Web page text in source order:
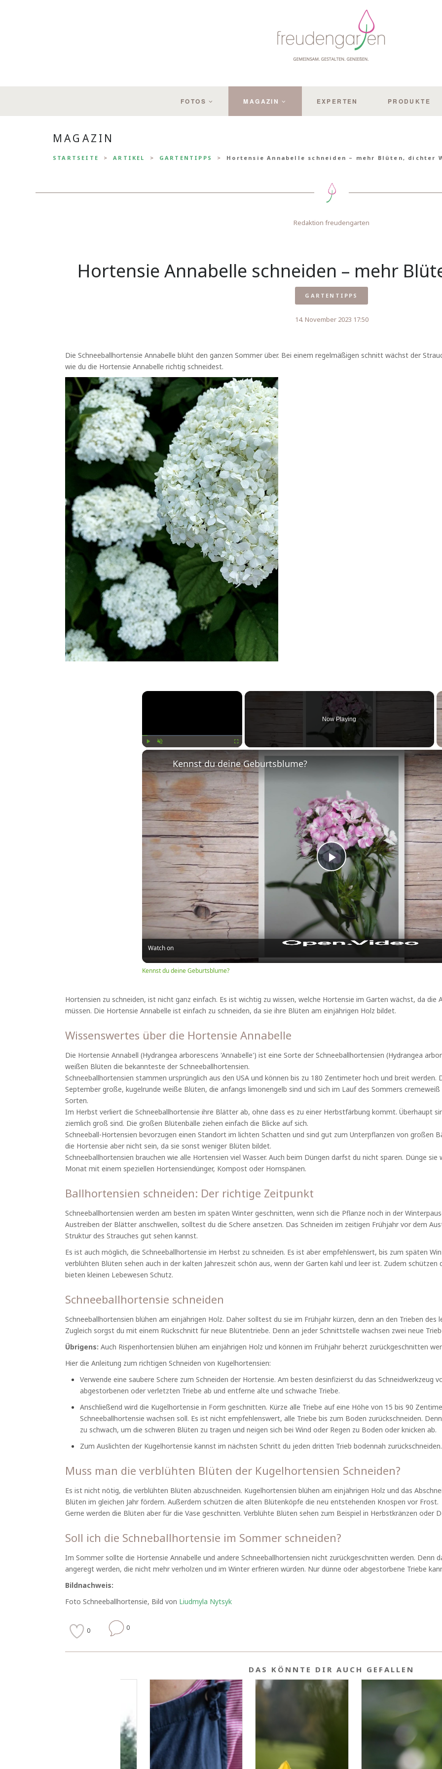
FOTOS MAGAZIN EXPERTEN PRODUKTE
MAGAZIN
STARTSEITE ARTIKEL GARTENTIPPS Hortensie Annabelle schneiden – mehr Blüten, dichter
Redaktion freudengarten
Hortensie Annabelle schneiden – mehr
GARTENTIPPS
14. November 2023 17:50
Die Schneeballhortensie Annabelle blüht den ganzen Sommer über. Bei einem regelmäßigen schnitt wächst der
wie du die Hortensie Annabelle richtig schneidest.
×
Now Playing
Play
Video
Kennst du deine Geburtsblume?
Watch on
Kennst du deine Geburtsblume?
Hortensien zu schneiden, ist nicht ganz einfach. Es ist wichtig zu wissen, welche Hortensie im Garten wächst, da
müssen. Die Hortensie Annabelle ist einfach zu schneiden, da sie ihre Blüten am einjährigen Holz bildet.
Wissenswertes über die Hortensie Annabelle
Die Hortensie Annabell (Hydrangea arborescens 'Annabelle') ist eine Sorte der Schneeballhortensien (Hydrangea
weißen Blüten die bekannteste der Schneeballhortensien.
Schneeballhortensien stammen ursprünglich aus den USA und können bis zu 180 Zentimeter hoch und breit werden.
September große, kugelrunde weiße Blüten, die anfangs limonengelb sind und sich im Lauf des Sommers
Sorten.
Im Herbst verliert die Schneeballhortensie ihre Blätter ab, ohne dass es zu einer Herbstfärbung kommt. Überhaupt
ziemlich groß sind. Die großen Blütenbälle ziehen einfach die Blicke auf sich.
Schneeball-Hortensien bevorzugen einen Standort im lichten Schatten und sind gut zum Unterpflanzen von großen
die Hortensie aber nicht sein, da sie sonst weniger Blüten bildet.
Schneeballhortensien brauchen wie alle Hortensien viel Wasser. Auch beim Düngen darfst du nicht sparen. Dünge
Monat mit einem speziellen Hortensiendünger, Kompost oder Hornspänen.
Ballhortensien schneiden: Der richtige Zeitpunkt
Schneeballhortensien werden am besten im späten Winter geschnitten, wenn sich die Pflanze noch in der
Austreiben der Blätter anschwellen, solltest du die Schere ansetzen. Das Schneiden im zeitigen Frühjahr vor dem
Struktur des Strauches gut sehen kannst.
Es ist auch möglich, die Schneeballhortensie im Herbst zu schneiden. Es ist aber empfehlenswert, bis zum späten
verblühten Blüten sehen auch in der kalten Jahreszeit schön aus, wenn der Garten kahl und leer ist. Zudem schützen
bieten kleinen Lebewesen Schutz.
Schneeballhortensie schneiden
Schneeballhortensien blühen am einjährigen Holz. Daher solltest du sie im Frühjahr kürzen, denn an den Trieben des
Zugleich sorgst du mit einem Rückschnitt für neue Blütentriebe. Denn an jeder Schnittstelle wachsen zwei neue
Übrigens: Auch Rispenhortensien blühen am einjährigen Holz und können im Frühjahr beherzt zurückgeschnitten
Hier die Anleitung zum richtigen Schneiden von Kugelhortensien:
Verwende eine saubere Schere zum Schneiden der Hortensie. Am besten desinfizierst du das Schneidwerkzeug
abgestorbenen oder verletzten Triebe ab und entferne alte und schwache Triebe.
Anschließend wird die Kugelhortensie in Form geschnitten. Kürze alle Triebe auf eine Höhe von 15 bis 90
Schneeballhortensie wachsen soll. Es ist nicht empfehlenswert, alle Triebe bis zum Boden zurückschneiden.
zu schwach, um die schweren Blüten zu tragen und neigen sich bei Wind oder Regen zu Boden oder knicken ab.
Zum Auslichten der Kugelhortensie kannst im nächsten Schritt du jeden dritten Trieb bodennah zurückschneiden.
Muss man die verblühten Blüten der Kugelhortensien Schneiden?
Es ist nicht nötig, die verblühten Blüten abzuschneiden. Kugelhortensien blühen am einjährigen Holz und das
Blüten im gleichen Jahr fördern. Außerdem schützen die alten Blütenköpfe die neu entstehenden Knospen vor Frost.
Gerne werden die Blüten aber für die Vase geschnitten. Verblühte Blüten sehen zum Beispiel in Herbstkränzen oder
Soll ich die Schneballhortensie im Sommer schneiden?
Im Sommer sollte die Hortensie Annabelle und andere Schneeballhortensien nicht zurückgeschnitten werden. Denn
angeregt werden, die nicht mehr verholzen und im Winter erfrieren würden. Nur dünne oder abgestorbene Triebe
Bildnachweis:
Foto Schneeballhortensie, Bild von Liudmyla Nytsyk
0 0
DAS KÖNNTE DIR AUCH GEFALLEN